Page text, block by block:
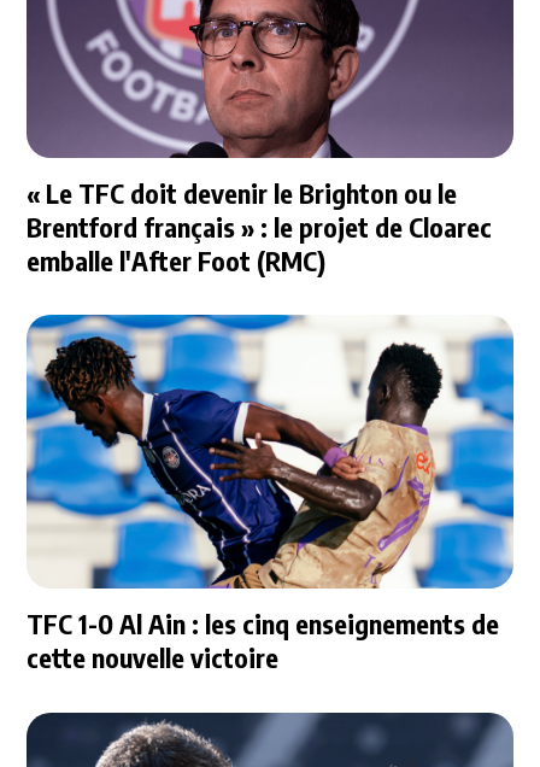
« Le TFC doit devenir le Brighton ou le
Brentford français » : le projet de Cloarec
emballe l'After Foot (RMC)
TFC 1-0 Al Ain : les cinq enseignements de
cette nouvelle victoire